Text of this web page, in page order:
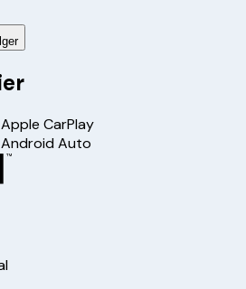
CarPlay
Auto